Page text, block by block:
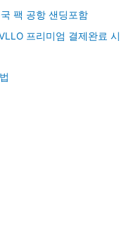
팩 공항 샌딩포함
프리미엄 결제완료 시